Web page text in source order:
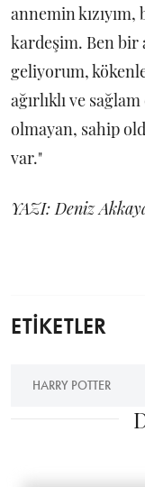
annemin kızıyım,
kardeşim. Ben bir
geliyorum,
ağırlıklı ve
olmayan, sahip
var."
YAZI: Deniz
ETİKETLER
HARRY POTTER